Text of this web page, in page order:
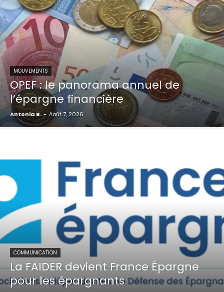
MOUVEMENTS
OPEF : le panorama annuel de
l’épargne financière
Antonia B. - Août 7, 2026
COMMUNICATION
La FAIDER devient France Épargne
pour les épargnants